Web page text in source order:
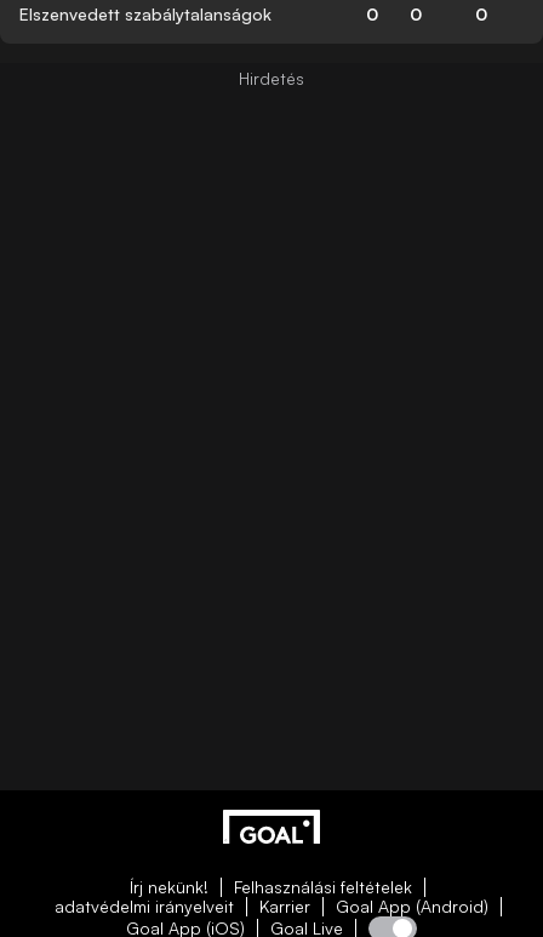
Elszenvedett szabálytalanságok 0 0 0
Írj nekünk!
Felhasználási feltételek
adatvédelmi irányelveit
Karrier
Goal App (Android)
Goal App (iOS)
Goal Live